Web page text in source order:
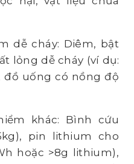
dễ cháy: Diêm, bật
lỏng dễ cháy (ví dụ:
đồ uống có nồng độ
khác: Bình cứu
pin lithium cho
hoặc >8g lithium),